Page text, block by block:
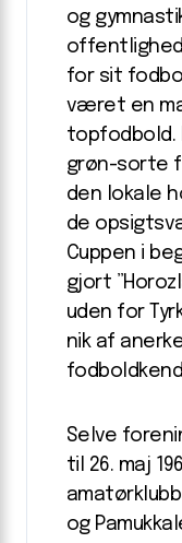
og
for sit
været en
topfodbold.
grøn-sorte
den lokale
de
Cuppen i
gjort
uden for
nik af
Selve
til 26. maj
og